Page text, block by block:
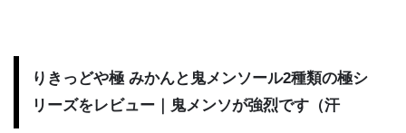
りきっどや極 みかんと鬼メンソール2種類の極シ
リーズをレビュー｜鬼メンソが強烈です（汗